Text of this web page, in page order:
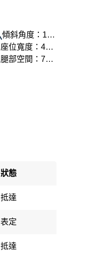
傾斜角度：100
°
座位寬度：46
公分
腿部空間：76
狀態
抵達
表定
抵達